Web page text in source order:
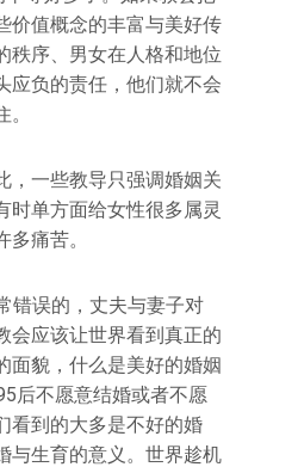
价值概念的丰富与美好传
秩序、男女在人格和地位
应负的责任，他们就不会
，一些教导只强调婚姻关
时单方面给女性很多属灵
痛苦。
错误的，丈夫与妻子对
会应该让世界看到真正的
面貌，什么是美好的婚姻
后不愿意结婚或者不愿
看到的大多是不好的婚
与生育的意义。世界趁机